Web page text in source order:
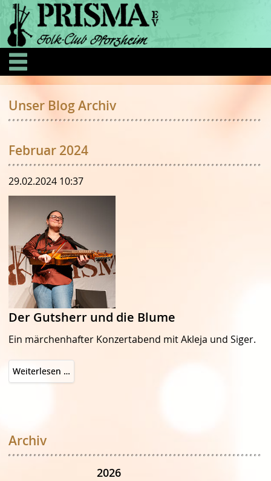
Unser Blog Archiv
Februar 2024
29.02.2024 10:37
Der Gutsherr und die Blume
Ein märchenhafter Konzertabend mit Akleja und Siger.
Weiterlesen …
Gutsherr
Archiv
2026